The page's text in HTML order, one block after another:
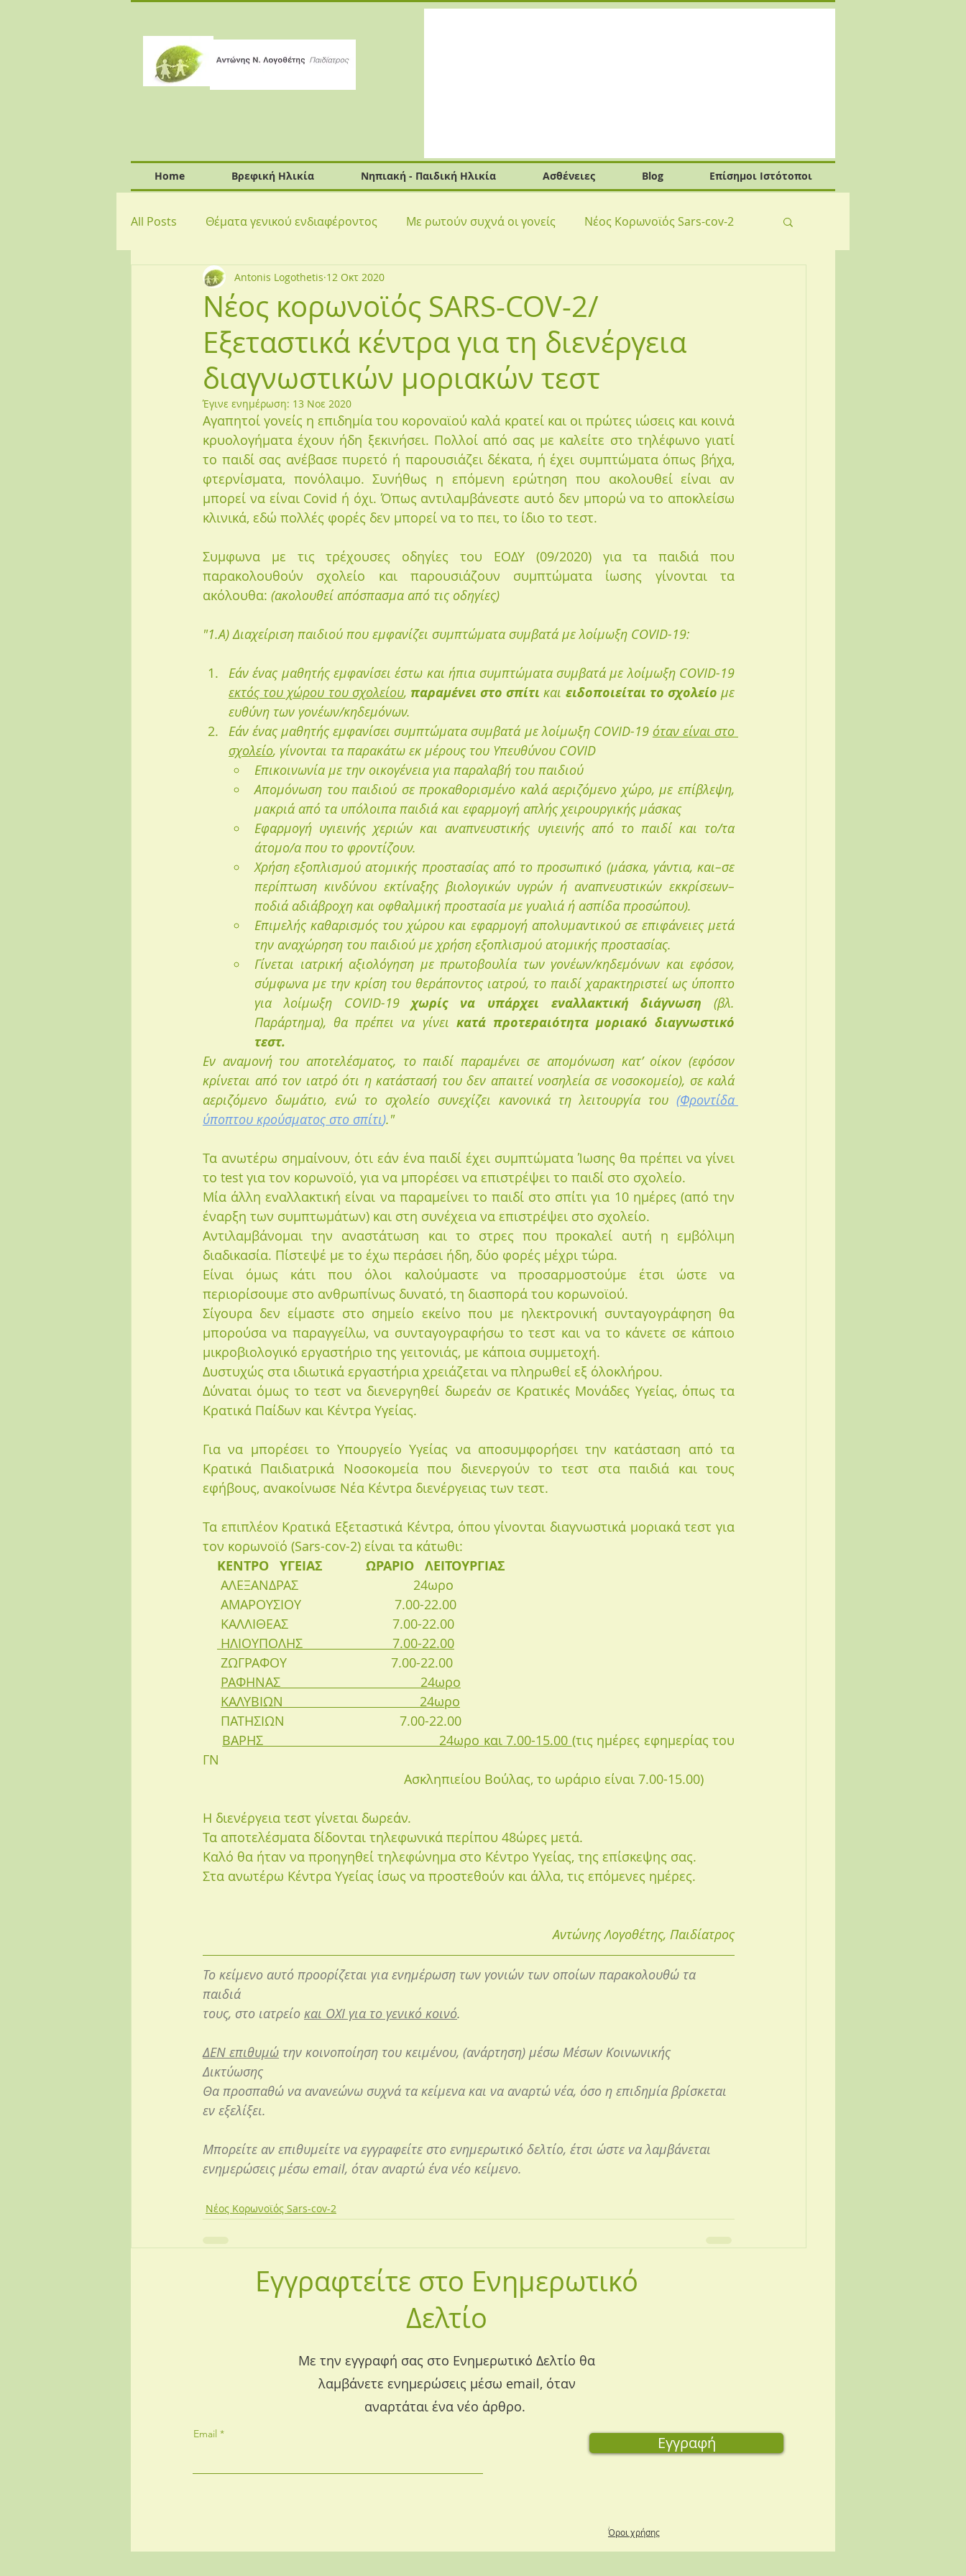
Home Βρεφική Ηλικία Νηπιακή - Παιδική Ηλικία Ασθένειες Blog Επίσημοι Ιστότοποι
All Posts Θέματα γενικού ενδιαφέροντος Με ρωτούν συχνά οι γονείς Νέος Κορωνοϊός Sars-cov-2
Νέος κορωνοϊός SARS-COV-2/
Εξεταστικά κέντρα για τη διενέργεια
διαγνωστικών μοριακών τεστ
Antonis Logothetis 12 Οκτ 2020
Έγινε ενημέρωση: 13 Νοε 2020
Αγαπητοί γονείς η επιδημία του κοροναϊού καλά κρατεί και οι πρώτες ιώσεις και κοινά
κρυολογήματα έχουν ήδη ξεκινήσει. Πολλοί από σας με καλείτε στο τηλέφωνο γιατί
το παιδί σας ανέβασε πυρετό ή παρουσιάζει δέκατα, ή έχει συμπτώματα όπως βήχα,
φτερνίσματα, πονόλαιμο. Συνήθως η επόμενη ερώτηση που ακολουθεί είναι αν
μπορεί να είναι Covid ή όχι. Όπως αντιλαμβάνεστε αυτό δεν μπορώ να το αποκλείσω
κλινικά, εδώ πολλές φορές δεν μπορεί να το πει, το ίδιο το τεστ.
Συμφωνα με τις τρέχουσες οδηγίες του ΕΟΔΥ (09/2020) για τα παιδιά που
παρακολουθούν σχολείο και παρουσιάζουν συμπτώματα ίωσης γίνονται τα
ακόλουθα: (ακολουθεί απόσπασμα από τις οδηγίες)
"1.Α) Διαχείριση παιδιού που εμφανίζει συμπτώματα συμβατά με λοίμωξη COVID-19:
εκτός του χώρου του σχολείου, παραμένει στο σπίτι και ειδοποιείται το σχολείο με
ευθύνη των γονέων/κηδεμόνων.
Εάν ένας μαθητής εμφανίσει συμπτώματα συμβατά με λοίμωξη COVID-19 όταν είναι στο
σχολείο, γίνονται τα παρακάτω εκ μέρους του Υπευθύνου COVID
Επικοινωνία με την οικογένεια για παραλαβή του παιδιού
Απομόνωση του παιδιού σε προκαθορισμένο καλά αεριζόμενο χώρο, με επίβλεψη,
μακριά από τα υπόλοιπα παιδιά και εφαρμογή απλής χειρουργικής μάσκας
Εφαρμογή υγιεινής χεριών και αναπνευστικής υγιεινής από το παιδί και το/τα
άτομο/α που το φροντίζουν.
Χρήση εξοπλισμού ατομικής προστασίας από το προσωπικό (μάσκα, γάντια, και–σε
περίπτωση κινδύνου εκτίναξης βιολογικών υγρών ή αναπνευστικών εκκρίσεων–
ποδιά αδιάβροχη και οφθαλμική προστασία με γυαλιά ή ασπίδα προσώπου).
Επιμελής καθαρισμός του χώρου και εφαρμογή απολυμαντικού σε επιφάνειες μετά
την αναχώρηση του παιδιού με χρήση εξοπλισμού ατομικής προστασίας.
Γίνεται ιατρική αξιολόγηση με πρωτοβουλία των γονέων/κηδεμόνων και εφόσον,
σύμφωνα με την κρίση του θεράποντος ιατρού, το παιδί χαρακτηριστεί ως ύποπτο
για λοίμωξη COVID-19 χωρίς να υπάρχει εναλλακτική διάγνωση (βλ.
Παράρτημα), θα πρέπει να γίνει κατά προτεραιότητα μοριακό διαγνωστικό
τεστ.
Εν αναμονή του αποτελέσματος, το παιδί παραμένει σε απομόνωση κατ’ οίκον (εφόσον
κρίνεται από τον ιατρό ότι η κατάστασή του δεν απαιτεί νοσηλεία σε νοσοκομείο), σε καλά
αεριζόμενο δωμάτιο, ενώ το σχολείο συνεχίζει κανονικά τη λειτουργία του (Φροντίδα
ύποπτου κρούσματος στο σπίτι)."
Τα ανωτέρω σημαίνουν, ότι εάν ένα παιδί έχει συμπτώματα Ίωσης θα πρέπει να γίνει
το test για τον κορωνοϊό, για να μπορέσει να επιστρέψει το παιδί στο σχολείο.
Μία άλλη εναλλακτική είναι να παραμείνει το παιδί στο σπίτι για 10 ημέρες (από την
έναρξη των συμπτωμάτων) και στη συνέχεια να επιστρέψει στο σχολείο.
Αντιλαμβάνομαι την αναστάτωση και το στρες που προκαλεί αυτή η εμβόλιμη
διαδικασία. Πίστεψέ με το έχω περάσει ήδη, δύο φορές μέχρι τώρα.
Είναι όμως κάτι που όλοι καλούμαστε να προσαρμοστούμε έτσι ώστε να
περιορίσουμε στο ανθρωπίνως δυνατό, τη διασπορά του κορωνοϊού.
Σίγουρα δεν είμαστε στο σημείο εκείνο που με ηλεκτρονική συνταγογράφηση θα
μπορούσα να παραγγείλω, να συνταγογραφήσω το τεστ και να το κάνετε σε κάποιο
μικροβιολογικό εργαστήριο της γειτονιάς, με κάποια συμμετοχή.
Δυστυχώς στα ιδιωτικά εργαστήρια χρειάζεται να πληρωθεί εξ όλοκλήρου.
Δύναται όμως το τεστ να διενεργηθεί δωρεάν σε Κρατικές Μονάδες Υγείας, όπως τα
Κρατικά Παίδων και Κέντρα Υγείας.
Για να μπορέσει το Υπουργείο Υγείας να αποσυμφορήσει την κατάσταση από τα
Κρατικά Παιδιατρικά Νοσοκομεία που διενεργούν το τεστ στα παιδιά και τους
εφήβους, ανακοίνωσε Nέα Kέντρα διενέργειας των τεστ.
Τα επιπλέον Κρατικά Εξεταστικά Κέντρα, όπου γίνονται διαγνωστικά μοριακά τεστ για
τον κορωνοϊό (Sars-cov-2) είναι τα κάτωθι:
ΚΕΝΤΡΟ   ΥΓΕΙΑΣ            ΩΡΑΡΙΟ   ΛΕΙΤΟΥΡΓΙΑΣ
     ΑΛΕΞΑΝΔΡΑΣ                                24ωρο
     ΑΜΑΡΟΥΣΙΟΥ                          7.00-22.00
     ΚΑΛΛΙΘΕΑΣ                             7.00-22.00
ΗΛΙΟΥΠΟΛΗΣ                         7.00-22.00
     ΖΩΓΡΑΦΟΥ                             7.00-22.00
ΡΑΦΗΝΑΣ                                       24ωρο
ΚΑΛΥΒΙΩΝ                                      24ωρο
     ΠΑΤΗΣΙΩΝ                                7.00-22.00
ΒΑΡΗΣ                                             24ωρο και 7.00-15.00 (τις ημέρες εφημερίας του
ΓΝ
                                                        Ασκληπιείου Βούλας, το ωράριο είναι 7.00-15.00)
Η διενέργεια τεστ γίνεται δωρεάν.
Τα αποτελέσματα δίδονται τηλεφωνικά περίπου 48ώρες μετά.
Καλό θα ήταν να προηγηθεί τηλεφώνημα στο Κέντρο Υγείας, της επίσκεψης σας.
Στα ανωτέρω Κέντρα Υγείας ίσως να προστεθούν και άλλα, τις επόμενες ημέρες.
Αντώνης Λογοθέτης, Παιδίατρος
Το κείμενο αυτό προορίζεται για ενημέρωση των γονιών των οποίων παρακολουθώ τα
παιδιά
τους, στο ιατρείο και ΟΧΙ για το γενικό κοινό.
ΔΕΝ επιθυμώ την κοινοποίηση του κειμένου, (ανάρτηση) μέσω Μέσων Κοινωνικής
Δικτύωσης
Θα προσπαθώ να ανανεώνω συχνά τα κείμενα και να αναρτώ νέα, όσο η επιδημία βρίσκεται
εν εξελίξει.
Μπορείτε αν επιθυμείτε να εγγραφείτε στο ενημερωτικό δελτίο, έτσι ώστε να λαμβάνεται
ενημερώσεις μέσω email, όταν αναρτώ ένα νέο κείμενο.
Νέος Κορωνοϊός Sars-cov-2
Εγγραφτείτε στο Ενημερωτικό
Δελτίο
Με την εγγραφή σας στο Ενημερωτικό Δελτίο θα
λαμβάνετε ενημερώσεις μέσω email, όταν
αναρτάται ένα νέο άρθρο.
Email Εγγραφή
Όροι χρήσης